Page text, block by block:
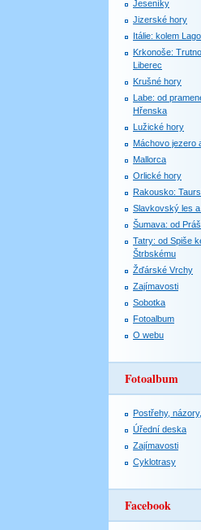
Jeseníky
Jizerské hory
Itálie: kolem
Krkonoše:
Liberec
Krušné hory
Labe: od
Hřenska
Lužické hory
Máchovo jezero
Mallorca
Orlické hory
Rakousko:
Slavkovský les
Šumava: od
Tatry: od Spiše
Štrbskému
Žďárské Vrchy
Zajímavosti
Sobotka
Fotoalbum
O webu
Fotoalbum
Postřehy,
Úřední deska
Zajímavosti
Cyklotrasy
Facebook